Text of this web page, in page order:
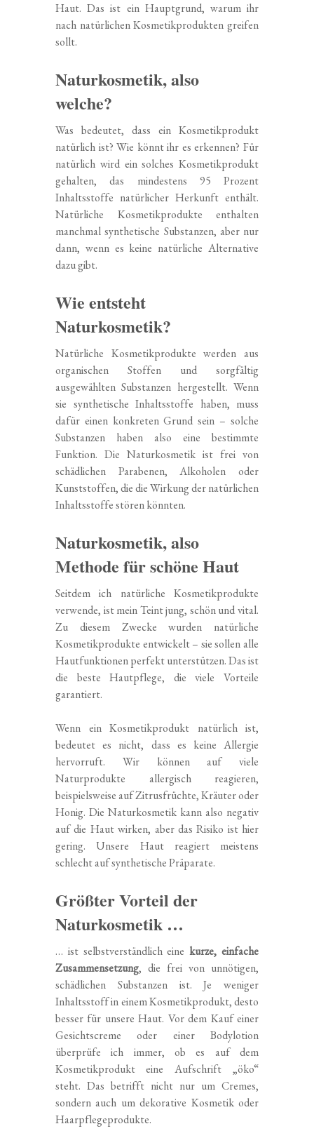
Haut. Das ist ein Hauptgrund, warum ihr
nach natürlichen Kosmetikprodukten greifen
sollt.
Naturkosmetik, also
welche?
Was bedeutet, dass ein Kosmetikprodukt
natürlich ist? Wie könnt ihr es erkennen? Für
natürlich wird ein solches Kosmetikprodukt
gehalten, das mindestens 95 Prozent
Inhaltsstoffe natürlicher Herkunft enthält.
Natürliche Kosmetikprodukte enthalten
manchmal synthetische Substanzen, aber nur
dann, wenn es keine natürliche Alternative
dazu gibt.
Wie entsteht
Naturkosmetik?
Natürliche Kosmetikprodukte werden aus
organischen Stoffen und sorgfältig
ausgewählten Substanzen hergestellt. Wenn
sie synthetische Inhaltsstoffe haben, muss
dafür einen konkreten Grund sein – solche
Substanzen haben also eine bestimmte
Funktion. Die Naturkosmetik ist frei von
schädlichen Parabenen, Alkoholen oder
Kunststoffen, die die Wirkung der natürlichen
Inhaltsstoffe stören könnten.
Naturkosmetik, also
Methode für schöne Haut
Seitdem ich natürliche Kosmetikprodukte
verwende, ist mein Teint jung, schön und vital.
Zu diesem Zwecke wurden natürliche
Kosmetikprodukte entwickelt – sie sollen alle
Hautfunktionen perfekt unterstützen. Das ist
die beste Hautpflege, die viele Vorteile
garantiert.
Wenn ein Kosmetikprodukt natürlich ist,
bedeutet es nicht, dass es keine Allergie
hervorruft. Wir können auf viele
Naturprodukte allergisch reagieren,
beispielsweise auf Zitrusfrüchte, Kräuter oder
Honig. Die Naturkosmetik kann also negativ
auf die Haut wirken, aber das Risiko ist hier
gering. Unsere Haut reagiert meistens
schlecht auf synthetische Präparate.
Größter Vorteil der
Naturkosmetik …
… ist selbstverständlich einekurze, einfache
Zusammensetzung, die frei von unnötigen,
schädlichen Substanzen ist. Je weniger
Inhaltsstoff in einem Kosmetikprodukt, desto
besser für unsere Haut. Vor dem Kauf einer
Gesichtscreme oder einer Bodylotion
überprüfe ich immer, ob es auf dem
Kosmetikprodukt eine Aufschrift „öko“
steht. Das betrifft nicht nur um Cremes,
sondern auch um dekorative Kosmetik oder
Haarpflegeprodukte.